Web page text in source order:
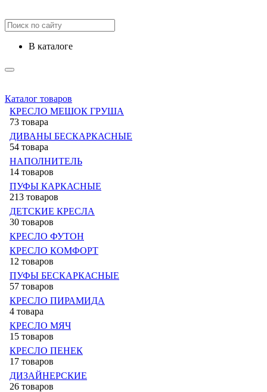
в каталоге
Каталог товаров
КРЕСЛО МЕШОК ГРУША
73 товара
ДИВАНЫ БЕСКАРКАСНЫЕ
54 товара
НАПОЛНИТЕЛЬ
14 товаров
ПУФЫ КАРКАСНЫЕ
213 товаров
ДЕТСКИЕ КРЕСЛА
30 товаров
КРЕСЛО ФУТОН
КРЕСЛО КОМФОРТ
12 товаров
ПУФЫ БЕСКАРКАСНЫЕ
57 товаров
КРЕСЛО ПИРАМИДА
4 товара
КРЕСЛО МЯЧ
15 товаров
КРЕСЛО ПЕНЕК
17 товаров
ДИЗАЙНЕРСКИЕ
26 товаров